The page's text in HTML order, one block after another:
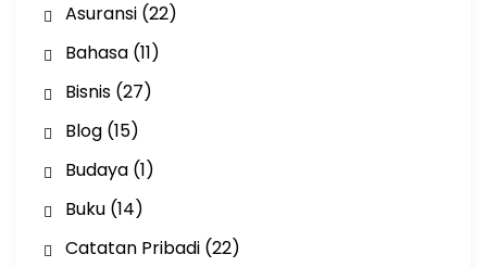
Asuransi(22)
Bahasa(11)
Bisnis(27)
Blog(15)
Budaya(1)
Buku(14)
Catatan Pribadi(22)